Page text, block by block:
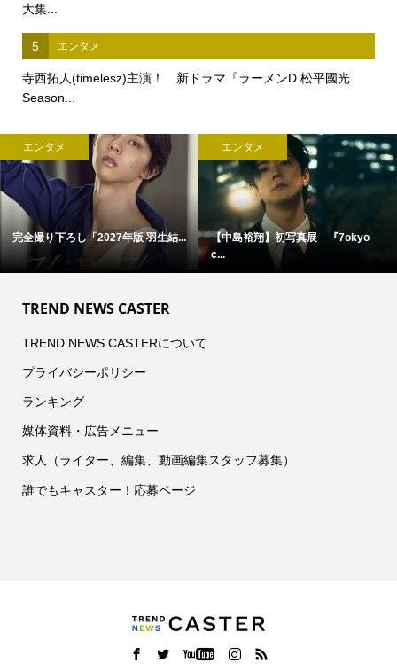
大集...
5 エンタメ
寺西拓人(timelesz)主演！ 新ドラマ『ラーメンD 松平國光
Season...
エンタメ
完全撮り下ろし「2027年版 羽生結...
エンタメ
【中島裕翔】初写真展 『7okyo
c...
TREND NEWS CASTER
TREND NEWS CASTERについて
プライバシーポリシー
ランキング
媒体資料・広告メニュー
求人（ライター、編集、動画編集スタッフ募集）
誰でもキャスター！応募ページ